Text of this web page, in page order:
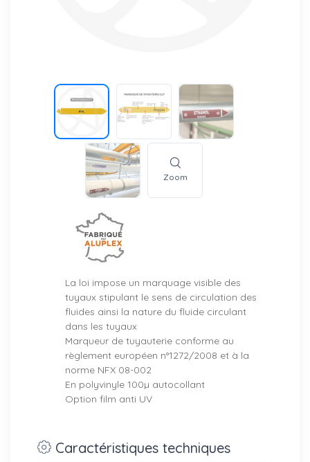
Zoom
La loi impose un marquage visible des
tuyaux stipulant le sens de circulation des
fluides ainsi la nature du fluide circulant
dans les tuyaux
Marqueur de tuyauterie conforme au
règlement européen n°1272/2008 et à la
norme NFX 08-002
En polyvinyle 100µ autocollant
Option film anti UV
Caractéristiques techniques